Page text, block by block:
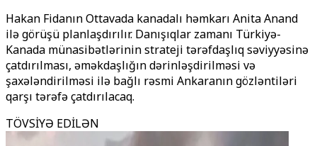
Hakan Fidanın Ottavada kanadalı həmkarı Anita Anand
ilə görüşü planlaşdırılır. Danışıqlar zamanı Türkiyə-
Kanada münasibətlərinin strateji tərəfdaşlıq səviyyəsinə
çatdırılması, əməkdaşlığın dərinləşdirilməsi və
şaxələndirilməsi ilə bağlı rəsmi Ankaranın gözləntiləri
qarşı tərəfə çatdırılacaq.
TÖVSİYƏ EDİLƏN